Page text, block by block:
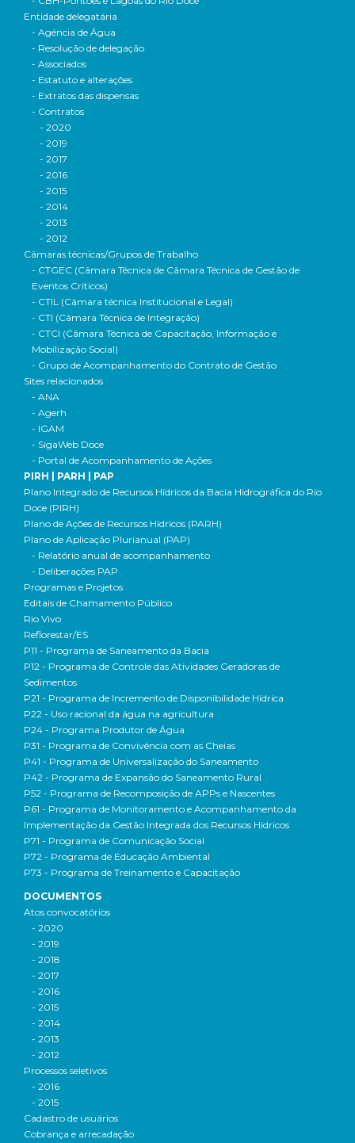
Entidade delegatária
- Agência de Água
- Resolução de delegação
- Associados
- Estatuto e alterações
- Extratos das dispensas
- Contratos
- 2020
- 2019
- 2017
- 2016
- 2015
- 2014
- 2013
- 2012
Câmaras técnicas/Grupos de Trabalho
- CTGEC (Câmara Técnica de Câmara Técnica de Gestão de
Eventos Críticos)
- CTIL (Câmara técnica Institucional e Legal)
- CTI (Câmara Técnica de Integração)
- CTCI (Câmara Técnica de Capacitação, Informação e
Mobilização Social)
- Grupo de Acompanhamento do Contrato de Gestão
Sites relacionados
- ANA
- Agerh
- IGAM
- SigaWeb Doce
- Portal de Acompanhamento de Ações
PIRH | PARH | PAP
Plano Integrado de Recursos Hídricos da Bacia Hidrográfica do Rio
Doce (PIRH)
Plano de Ações de Recursos Hídricos (PARH)
Plano de Aplicação Plurianual (PAP)
- Relatório anual de acompanhamento
- Deliberações PAP
Programas e Projetos
Editais de Chamamento Público
Rio Vivo
Reflorestar/ES
P11 - Programa de Saneamento da Bacia
P12 - Programa de Controle das Atividades Geradoras de
Sedimentos
P21 - Programa de Incremento de Disponibilidade Hídrica
P22 - Uso racional da água na agricultura
P24 - Programa Produtor de Água
P31 - Programa de Convivência com as Cheias
P41 - Programa de Universalização do Saneamento
P42 - Programa de Expansão do Saneamento Rural
P52 - Programa de Recomposição de APPs e Nascentes
P61 - Programa de Monitoramento e Acompanhamento da
Implementação da Gestão Integrada dos Recursos Hídricos
P71 - Programa de Comunicação Social
P72 - Programa de Educação Ambiental
P73 - Programa de Treinamento e Capacitação
DOCUMENTOS
Atos convocatórios
- 2020
- 2019
- 2018
- 2017
- 2016
- 2015
- 2014
- 2013
- 2012
Processos seletivos
- 2016
- 2015
Cadastro de usuários
Cobrança e arrecadação